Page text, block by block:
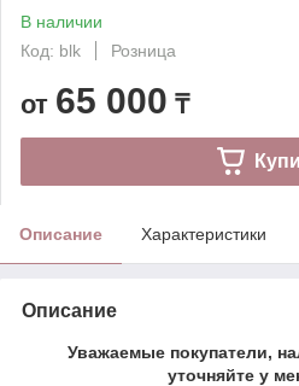
В наличии
Код: blk
Розница
от 65 000 ₸
Описание Характеристики
Описание
Уважаемые покупатели,
уточняйте у